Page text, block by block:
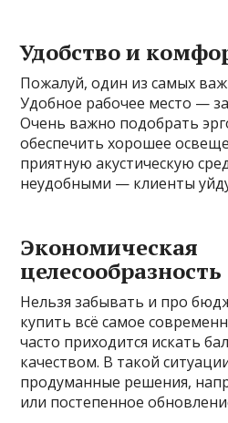
Удобство и
Пожалуй, один из самых
Удобное рабочее место —
Очень важно подобрать
обеспечить хорошее
приятную акустическую
неудобными — клиенты
Экономическая
целесообразность
Нельзя забывать и про
купить всё самое
часто приходится искать
качеством. В такой
продуманные решения,
или постепенное